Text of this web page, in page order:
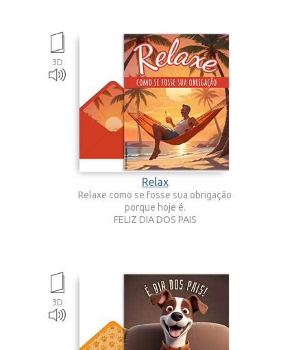
Relax
Relaxe como se fosse sua obrigação
porque hoje é.
FELIZ DIA DOS PAIS
3D
3D